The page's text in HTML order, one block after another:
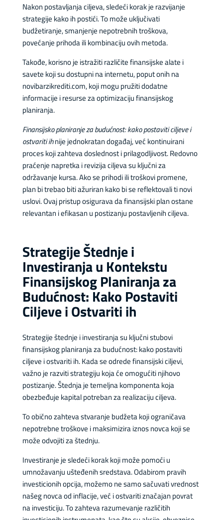
Nakon postavljanja ciljeva, sledeći korak je razvijanje
strategije kako ih postići. To može uključivati
budžetiranje, smanjenje nepotrebnih troškova,
povećanje prihoda ili kombinaciju ovih metoda.
Takođe, korisno je istražiti različite finansijske alate i
savete koji su dostupni na internetu, poput onih na
novibarzikrediti.com, koji mogu pružiti dodatne
informacije i resurse za optimizaciju finansijskog
planiranja.
Finansijsko planiranje za budućnost: kako postaviti ciljeve i
ostvariti ihnije jednokratan događaj, već kontinuirani
proces koji zahteva doslednost i prilagodljivost. Redovno
praćenje napretka i revizija ciljeva su ključni za
održavanje kursa. Ako se prihodi ili troškovi promene,
plan bi trebao biti ažuriran kako bi se reflektovali ti novi
uslovi. Ovaj pristup osigurava da finansijski plan ostane
relevantan i efikasan u postizanju postavljenih ciljeva.
Strategije Štednje i
Investiranja u Kontekstu
Finansijskog Planiranja za
Budućnost: Kako Postaviti
Ciljeve i Ostvariti ih
Strategije štednje i investiranja su ključni stubovi
finansijskog planiranja za budućnost: kako postaviti
ciljeve i ostvariti ih. Kada se odrede finansijski ciljevi,
važno je razviti strategiju koja će omogućiti njihovo
postizanje. Štednja je temeljna komponenta koja
obezbeđuje kapital potreban za realizaciju ciljeva.
To obično zahteva stvaranje budžeta koji ograničava
nepotrebne troškove i maksimizira iznos novca koji se
može odvojiti za štednju.
Investiranje je sledeći korak koji može pomoći u
umnožavanju ušteđenih sredstava. Odabirom pravih
investicionih opcija, možemo ne samo sačuvati vrednost
našeg novca od inflacije, već i ostvariti značajan povrat
na investiciju. To zahteva razumevanje različitih